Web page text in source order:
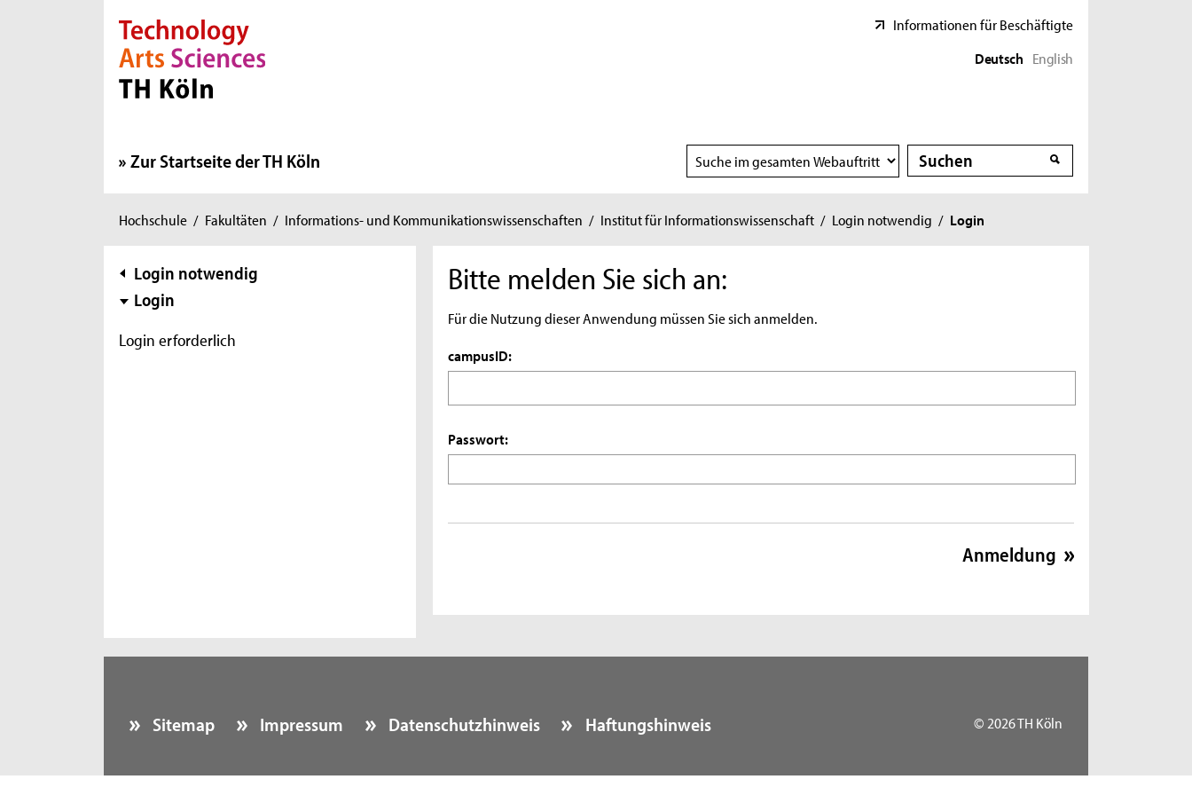
Direkt zur Hauptnavigation
Direkt zur Subnavigation
Direkt zum Inhalt
Direkt zum Fußbereich
Informationen für Beschäftigte
Deutsch English
Zur Startseite der TH Köln
Suchbereich
wählen
Suche
Suche
Sie
hier:
Hochschule / Fakultäten / Informations- und Kommunikationswissenschaften / Institut für Informationswissenschaft / Login notwendig / Login
Subnavigation
Login notwendig
Login
Login erforderlich
Bitte melden Sie sich an:
Für die Nutzung dieser Anwendung müssen Sie sich anmelden.
campusID:
Passwort:
Sitemap Impressum Datenschutzhinweis Haftungshinweis © 2026 TH Köln